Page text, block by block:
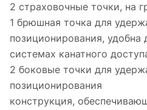
2 страховочные точки, на
1 брюшная точка для
позиционирования, удобна
системах канатного
2 боковые точки для
позиционирования
конструкция,